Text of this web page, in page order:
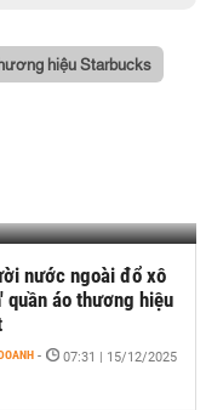
hiệu Starbucks
nước ngoài đổ xô
quần áo thương hiệu
- 07:31 | 15/12/2025